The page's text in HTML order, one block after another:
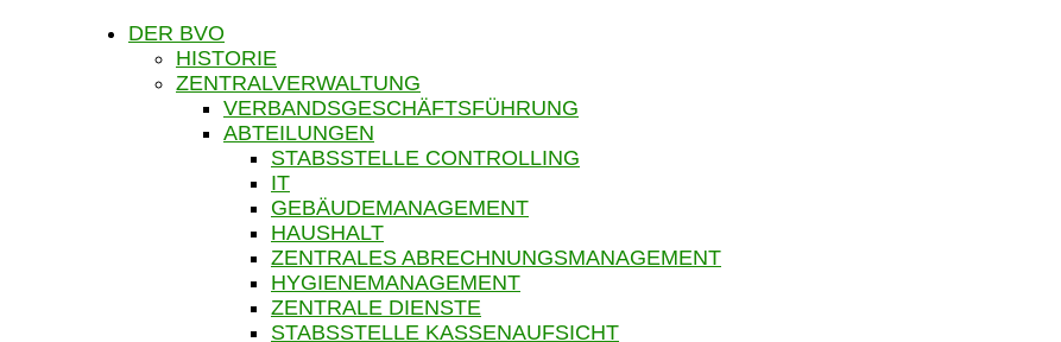
DER BVO
HISTORIE
ZENTRALVERWALTUNG
VERBANDSGESCHÄFTSFÜHRUNG
ABTEILUNGEN
STABSSTELLE CONTROLLING
IT
GEBÄUDEMANAGEMENT
HAUSHALT
ZENTRALES ABRECHNUNGSMANAGEMENT
HYGIENEMANAGEMENT
ZENTRALE DIENSTE
STABSSTELLE KASSENAUFSICHT